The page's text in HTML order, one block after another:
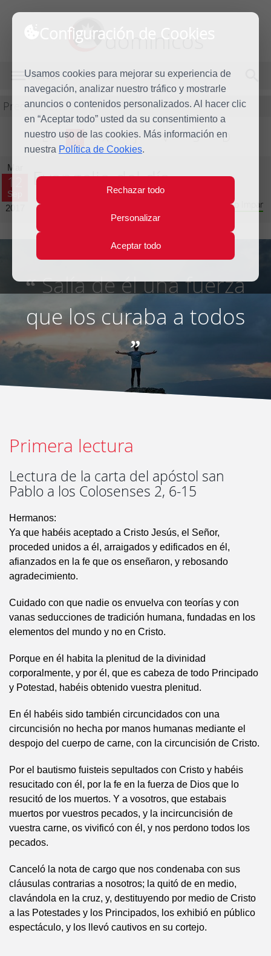
Configuración de Cookies
Usamos cookies para mejorar su experiencia de
navegación, analizar nuestro tráfico y mostrarle
anuncios o contenidos personalizados. Al hacer clic
en “Aceptar todo” usted da su consentimiento a
nuestro uso de las cookies. Más información en
nuestra Política de Cookies.
Rechazar todo
Personalizar
Aceptar todo
dominicos
MENÚ
Predicación
L M X J V S D
Mar
12
Sep
2017
Evangelio del día
Vigésimo tercera Semana del Tiempo Ordinario - Año Impar
“Salía de él una fuerza
que los curaba a todos
”
Primera lectura
Lectura de la carta del apóstol san
Pablo a los Colosenses 2, 6-15
Hermanos:
Ya que habéis aceptado a Cristo Jesús, el Señor,
proceded unidos a él, arraigados y edificados en él,
afianzados en la fe que os enseñaron, y rebosando
agradecimiento.
Cuidado con que nadie os envuelva con teorías y con
vanas seducciones de tradición humana, fundadas en los
elementos del mundo y no en Cristo.
Porque en él habita la plenitud de la divinidad
corporalmente, y por él, que es cabeza de todo Principado
y Potestad, habéis obtenido vuestra plenitud.
En él habéis sido también circuncidados con una
circuncisión no hecha por manos humanas mediante el
despojo del cuerpo de carne, con la circuncisión de Cristo.
Por el bautismo fuisteis sepultados con Cristo y habéis
resucitado con él, por la fe en la fuerza de Dios que lo
resucitó de los muertos. Y a vosotros, que estabais
muertos por vuestros pecados, y la incircuncisión de
vuestra carne, os vivificó con él, y nos perdono todos los
pecados.
Canceló la nota de cargo que nos condenaba con sus
cláusulas contrarias a nosotros; la quitó de en medio,
clavándola en la cruz, y, destituyendo por medio de Cristo
a las Potestades y los Principados, los exhibió en público
espectáculo, y los llevó cautivos en su cortejo.